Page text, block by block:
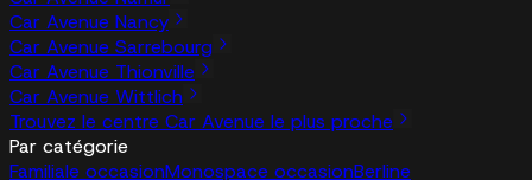
Car Avenue Nancy
Car Avenue Sarrebourg
Car Avenue Thionville
Car Avenue Wittlich
Trouvez le centre Car Avenue le plus proche
Par catégorie
Familiale occasionMonospace occasionBerline